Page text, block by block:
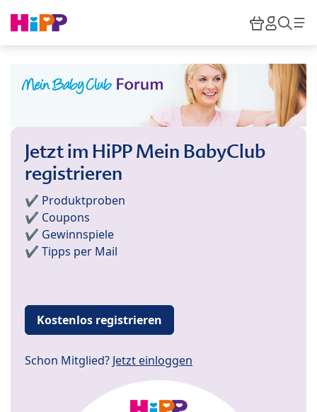
HiPP
Jetzt im HiPP Mein BabyClub
registrieren
✔️ Produktproben
✔️ Coupons
✔️ Gewinnspiele
✔️ Tipps per Mail
Kostenlos registrieren
Schon Mitglied? Jetzt einloggen